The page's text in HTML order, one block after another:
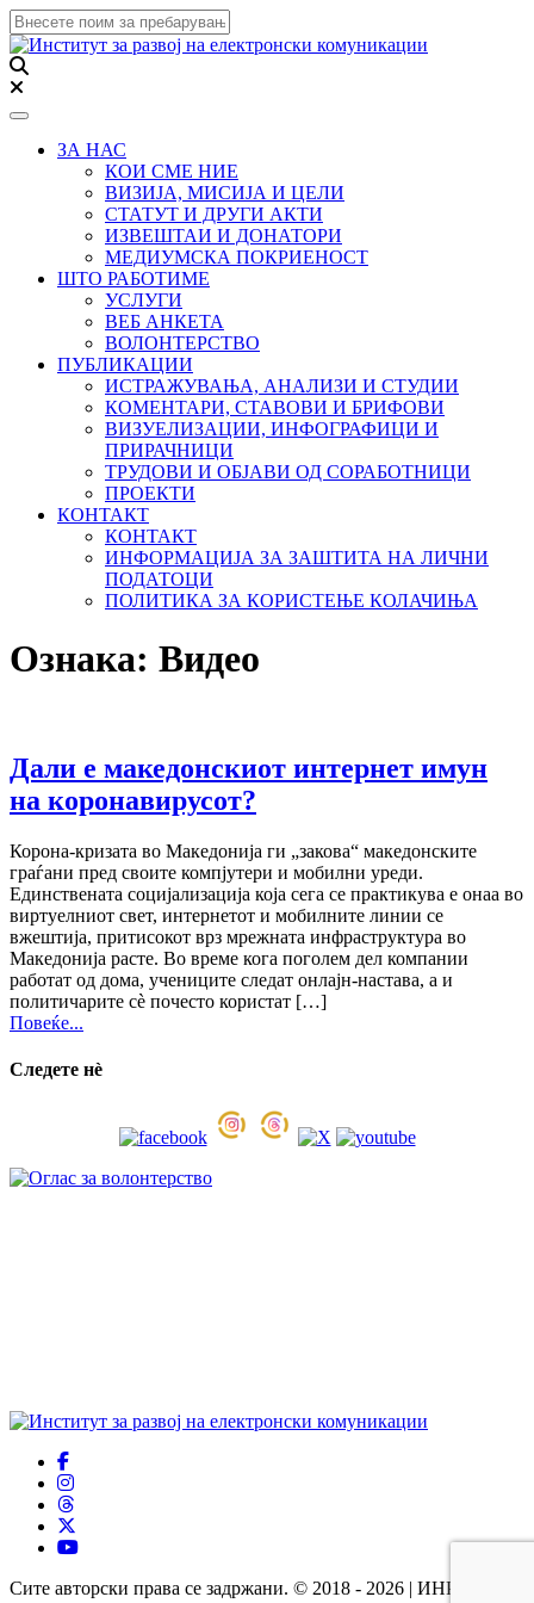
Toggle navigation
ЗА НАС
КОИ СМЕ НИЕ
ВИЗИЈА, МИСИЈА И ЦЕЛИ
СТАТУТ И ДРУГИ АКТИ
ИЗВЕШТАИ И ДОНАТОРИ
МЕДИУМСКА ПОКРИЕНОСТ
ШТО РАБОТИМЕ
УСЛУГИ
ВЕБ АНКЕТА
ВОЛОНТЕРСТВО
ПУБЛИКАЦИИ
ИСТРАЖУВАЊА, АНАЛИЗИ И СТУДИИ
КОМЕНТАРИ, СТАВОВИ И БРИФОВИ
ВИЗУЕЛИЗАЦИИ, ИНФОГРАФИЦИ И
ПРИРАЧНИЦИ
ТРУДОВИ И ОБЈАВИ ОД СОРАБОТНИЦИ
ПРОЕКТИ
КОНТАКТ
КОНТАКТ
ИНФОРМАЦИЈА ЗА ЗАШТИТА НА ЛИЧНИ
ПОДАТОЦИ
ПОЛИТИКА ЗА КОРИСТЕЊЕ КОЛАЧИЊА
Ознака: Видео
Дали е македонскиот интернет имун
на коронавирусот?
Корона-кризата во Македонија ги „закова“ македонските
граѓани пред своите компјутери и мобилни уреди.
Единствената социјализација која сега се практикува е онаа во
виртуелниот свет, интернетот и мобилните линии се
вжештија, притисокот врз мрежната инфраструктура во
Македонија расте. Во време кога поголем дел компании
работат од дома, учениците следат онлајн-настава, а и
политичарите сè почесто користат […]
Повеќе...
Следете нѐ
Сите авторски права се задржани. © 2018 - 2026 | ИНРЕКОМ